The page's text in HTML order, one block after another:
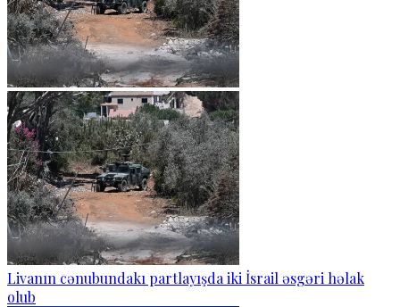
Livanın cənubundakı partlayışda iki İsrail əsgəri həlak
olub